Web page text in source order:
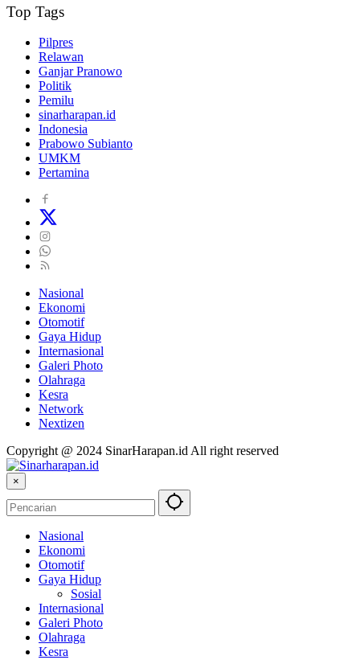
Top Tags
Pilpres
Relawan
Ganjar Pranowo
Politik
Pemilu
sinarharapan.id
Indonesia
Prabowo Subianto
UMKM
Pertamina
Nasional
Ekonomi
Otomotif
Gaya Hidup
Internasional
Galeri Photo
Olahraga
Kesra
Network
Nextizen
Copyright @ 2024 SinarHarapan.id All right reserved
×
Nasional
Ekonomi
Otomotif
Gaya Hidup
Sosial
Internasional
Galeri Photo
Olahraga
Kesra